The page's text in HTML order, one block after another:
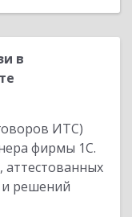
в
ИТС)
фирмы 1С.
аттестованных
и решений